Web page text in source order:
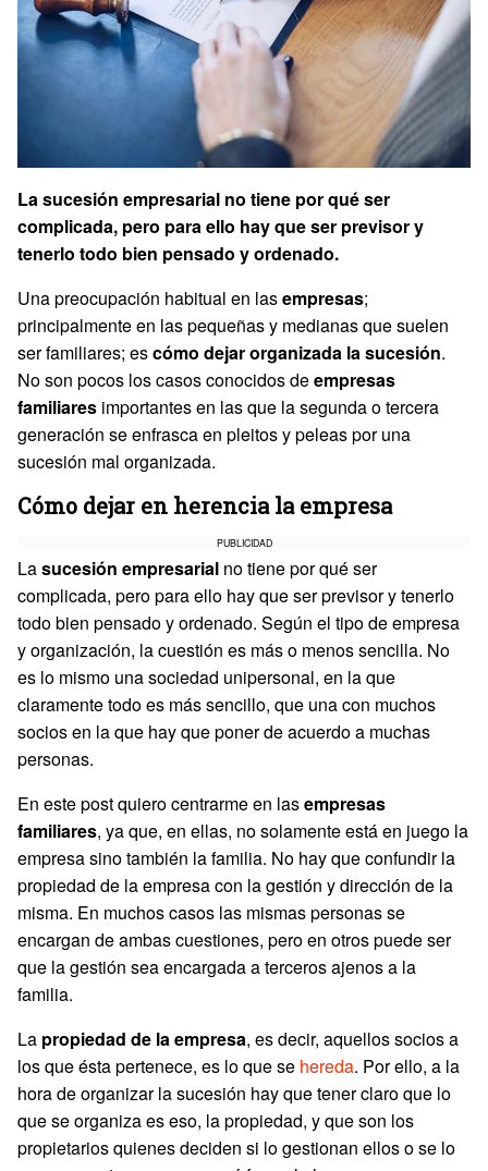
La sucesión empresarial no tiene por qué ser
complicada, pero para ello hay que ser previsor y
tenerlo todo bien pensado y ordenado.
Una preocupación habitual en lasempresas;
principalmente en las pequeñas y medianas que suelen
ser familiares; escómo dejar organizada la sucesión.
No son pocos los casos conocidos deempresas
familiares importantes en las que la segunda o tercera
generación se enfrasca en pleitos y peleas por una
sucesión mal organizada.
Cómo dejar en herencia la empresa
PUBLICIDAD
Lasucesión empresarial no tiene por qué ser
complicada, pero para ello hay que ser previsor y tenerlo
todo bien pensado y ordenado. Según el tipo de empresa
y organización, la cuestión es más o menos sencilla. No
es lo mismo una sociedad unipersonal, en la que
claramente todo es más sencillo, que una con muchos
socios en la que hay que poner de acuerdo a muchas
personas.
En este post quiero centrarme en lasempresas
familiares, ya que, en ellas, no solamente está en juego la
empresa sino también la familia. No hay que confundir la
propiedad de la empresa con la gestión y dirección de la
misma. En muchos casos las mismas personas se
encargan de ambas cuestiones, pero en otros puede ser
que la gestión sea encargada a terceros ajenos a la
familia.
La propiedad de la empresa, es decir, aquellos socios a
los que ésta pertenece, es lo que se hereda. Por ello, a la
hora de organizar la sucesión hay que tener claro que lo
que se organiza es eso, la propiedad, y que son los
propietarios quienes deciden si lo gestionan ellos o se lo